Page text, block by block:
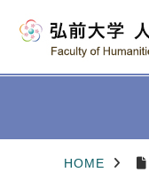
HOME